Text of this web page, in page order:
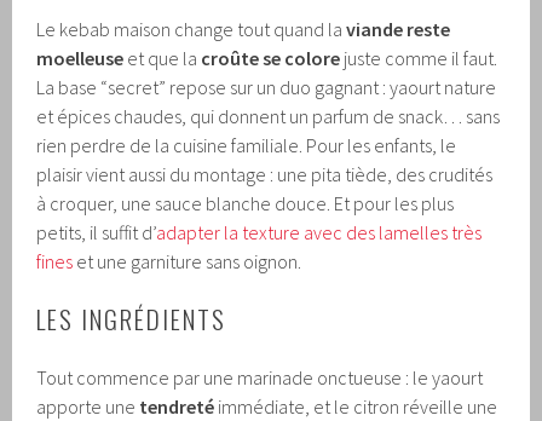
Le kebab maison change tout quand laviande reste
moelleuse et que la croûte se colore juste comme il faut.
La base “secret” repose sur un duo gagnant : yaourt nature
et épices chaudes, qui donnent un parfum de snack… sans
rien perdre de la cuisine familiale. Pour les enfants, le
plaisir vient aussi du montage : une pita tiède, des crudités
à croquer, une sauce blanche douce. Et pour les plus
petits, il suffit d’adapter la texture avec des lamelles très
fines et une garniture sans oignon.
LES INGRÉDIENTS
Tout commence par une marinade onctueuse : le yaourt
apporte une tendreté immédiate, et le citron réveille une